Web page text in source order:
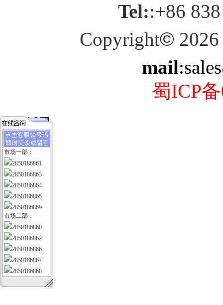
Tel::+86
Copyright© 2026
mail
蜀ICP
市场一部：
2850186861
2850186863
2850186864
2850186865
2850186869
市场二部：
2850186860
2850186862
2850186866
2850186867
2850186868